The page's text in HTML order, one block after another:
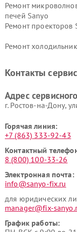
Ремонт
печей Sanyo
Ремонт проекторов
Ремонт
Контакты
Адрес
г. Ростов-на-Дону,
Горячая линия:
+7 (863) 333-92-43
Контактный
8 (800) 100-33-26
Электронная почта:
info@sanyo-fix.ru
для юридических
manager@fix-
График работы: